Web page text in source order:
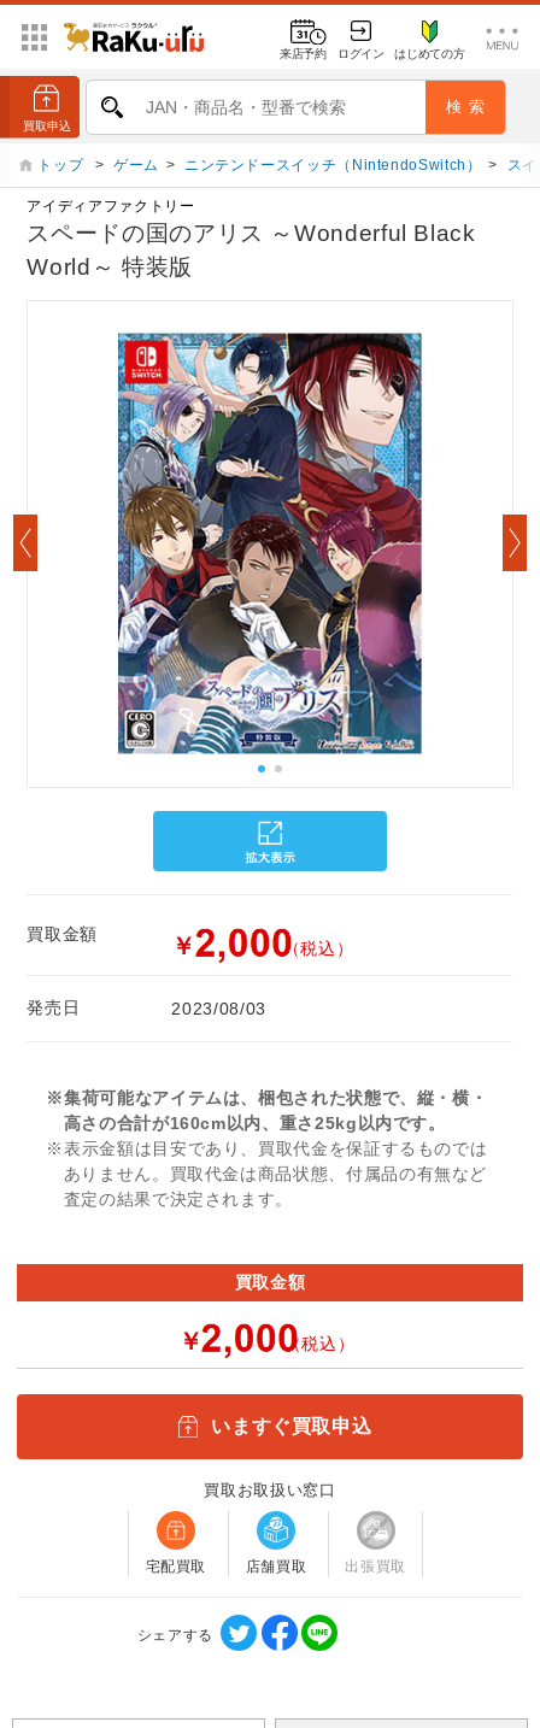
来店予約 ログイン はじめての方
トップ > ゲーム > ニンテンドースイッチ（NintendoSwitch） > ス
アイディアファクトリー
スペードの国のアリス ～Wonderful Black
World～ 特装版
買取金額 ￥ （税込）
発売日 2023/08/03
※集荷可能なアイテムは、梱包された状態で、縦・横・
高さの合計が160cm以内、重さ25kg以内です。
※表示金額は目安であり、買取代金を保証するものでは
ありません。買取代金は商品状態、付属品の有無など
査定の結果で決定されます。
買取金額
￥ （税込）
いますぐ買取申込
買取お取扱い窓口
宅配買取 店舗買取 出張買取
シェアする